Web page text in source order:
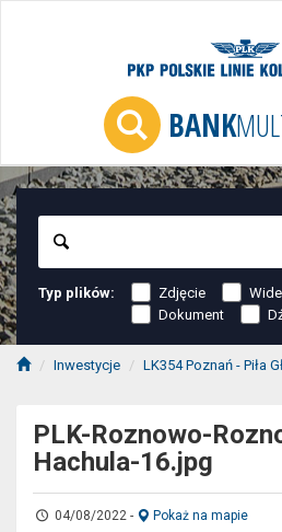
BANK
Typ plików: Zdjęcie
Dokument
Inwestycje LK354 Poznań - Piła
PLK-Roznowo-
Hachula-16.jpg
04/08/2022 - Pokaż na mapie